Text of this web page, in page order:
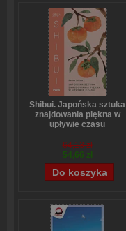
Shibui. Japońska sztuka
znajdowania piękna w
upływie czasu
64,13 zł
54,66 zł